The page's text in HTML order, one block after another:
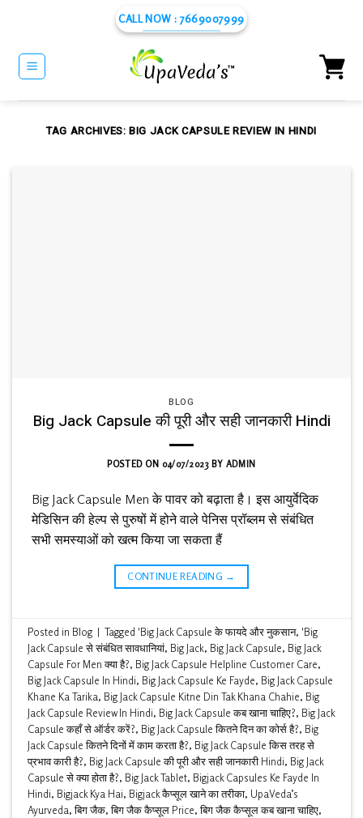
content
CALL NOW : 7669007999
TAG ARCHIVES:BIG JACK CAPSULE REVIEW IN HINDI
BLOG
Big Jack Capsule की पूरी और सही जानकारी Hindi
POSTED ON 04/07/2023BY ADMIN
Big Jack Capsule Men के पावर को बढ़ाता है। इस आयुर्वेदिक
मेडिसिन की हेल्प से पुरुषों में होने वाले पेनिस प्रॉब्लम से संबंधित
सभी समस्याओं को खत्म किया जा सकता हैं
CONTINUE READING →
Posted in Blog | Tagged 'Big Jack Capsule के फायदे और नुकसान, 'Big
Jack Capsule से संबंधित सावधानियां, Big Jack, Big Jack Capsule, Big Jack
Capsule For Men क्या है?, Big Jack Capsule Helpline Customer Care,
Big Jack Capsule In Hindi, Big Jack Capsule Ke Fayde, Big Jack Capsule
Khane Ka Tarika, Big Jack Capsule Kitne Din Tak Khana Chahie, Big
Jack Capsule Review In Hindi, Big Jack Capsule कब खाना चाहिए?, Big Jack
Capsule कहाँ से ऑर्डर करें?, Big Jack Capsule कितने दिन का कोर्स है?, Big
Jack Capsule कितने दिनों में काम करता है?, Big Jack Capsule किस तरह से
प्रभाव कारी है?, Big Jack Capsule की पूरी और सही जानकारी Hindi, Big Jack
Capsule से क्या होता है?, Big Jack Tablet, Bigjack Capsules Ke Fayde In
Hindi, Bigjack Kya Hai, Bigjack कैप्सूल खाने का तरीका, UpaVeda’s
Ayurveda,बिग जैक,बिग जैक कैप्सूल Price,बिग जैक कैप्सूल कब खाना चाहिए,